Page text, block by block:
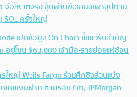
จ่อโหวตจริง ลุ้นผ่านข้อเสนอเผาอุปทาน
SOL ครั้งใหญ่
เปิดข้อมูล On-Chain ชี้แนวรับสำคัญ
อยู่โซน $63,000 เจ้ามือ-รายย่อยแห่ช้อน
ใหญ่ Wells Fargo ร่วมศึกชิงส่วนแบ่ง
เคนเงินฝาก ตามรอย Citi, JPMorgan